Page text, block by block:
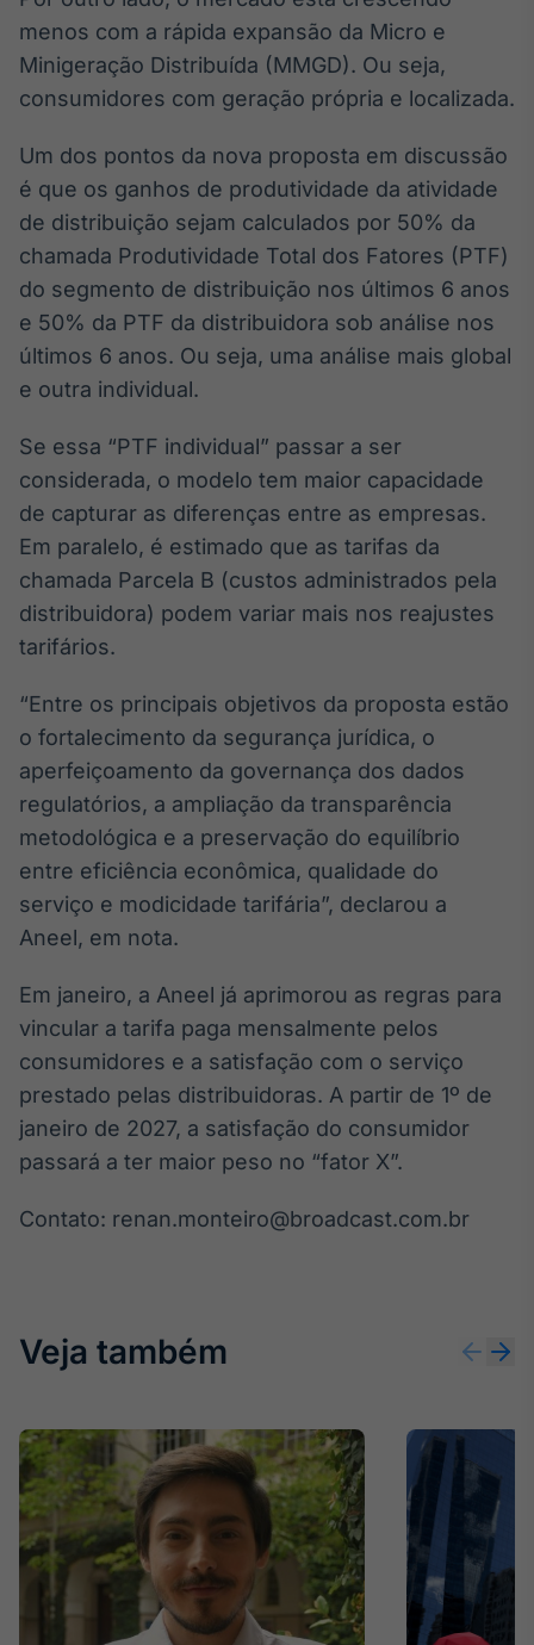
Curadoria
Curadoria de
conteúdos
Tecnologia
Radar
Monitoramento
inteligente de
conteúdos
A melhor
plataforma para
analisar fundos
de investimento
Em breve
BroadFast
Em breve
Gestão de
Tokenização
de ativos
Em breve
menos com a rápida expansão da Micro e
Minigeração Distribuída (MMGD). Ou seja,
consumidores com geração própria e localizada.
Um dos pontos da nova proposta em discussão
é que os ganhos de produtividade da atividade
de distribuição sejam calculados por 50% da
chamada Produtividade Total dos Fatores (PTF)
do segmento de distribuição nos últimos 6 anos
e 50% da PTF da distribuidora sob análise nos
últimos 6 anos. Ou seja, uma análise mais global
e outra individual.
Se essa “PTF individual” passar a ser
considerada, o modelo tem maior capacidade
de capturar as diferenças entre as empresas.
Em paralelo, é estimado que as tarifas da
chamada Parcela B (custos administrados pela
distribuidora) podem variar mais nos reajustes
tarifários.
“Entre os principais objetivos da proposta estão
o fortalecimento da segurança jurídica, o
aperfeiçoamento da governança dos dados
regulatórios, a ampliação da transparência
metodológica e a preservação do equilíbrio
entre eficiência econômica, qualidade do
serviço e modicidade tarifária”, declarou a
Aneel, em nota.
Em janeiro, a Aneel já aprimorou as regras para
vincular a tarifa paga mensalmente pelos
consumidores e a satisfação com o serviço
prestado pelas distribuidoras. A partir de 1º de
janeiro de 2027, a satisfação do consumidor
passará a ter maior peso no “fator X”.
Contato: renan.monteiro@broadcast.com.br
Veja também